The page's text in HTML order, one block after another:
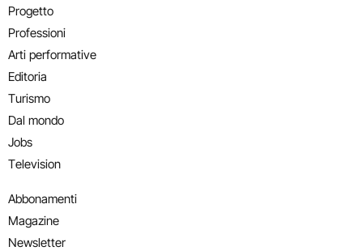
Progetto
Professioni
Arti performative
Editoria
Turismo
Dal mondo
Jobs
Television
Abbonamenti
Magazine
Newsletter